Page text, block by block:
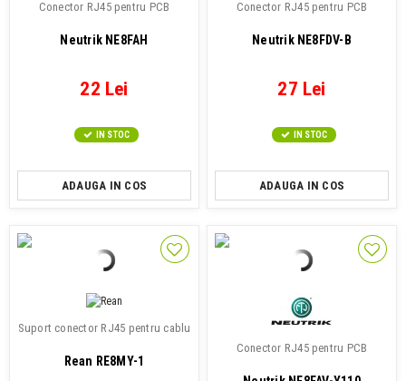
Conector RJ45 pentru PCB
Neutrik NE8FAH
22 Lei
IN STOC
ADAUGA IN COS
Conector RJ45 pentru PCB
Neutrik NE8FDV-B
27 Lei
IN STOC
ADAUGA IN COS
Suport conector RJ45 pentru cablu
Rean RE8MY-1
Conector RJ45 pentru PCB